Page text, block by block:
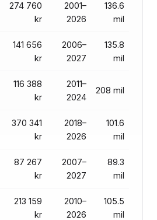
274 760
kr
2001–
2026
136.6
mil
141 656
kr
2006–
2027
135.8
mil
116 388
kr
2011–
2024
208 mil
370 341
kr
2018–
2026
101.6
mil
87 267
kr
2007–
2027
89.3
mil
213 159
kr
2010–
2026
105.5
mil